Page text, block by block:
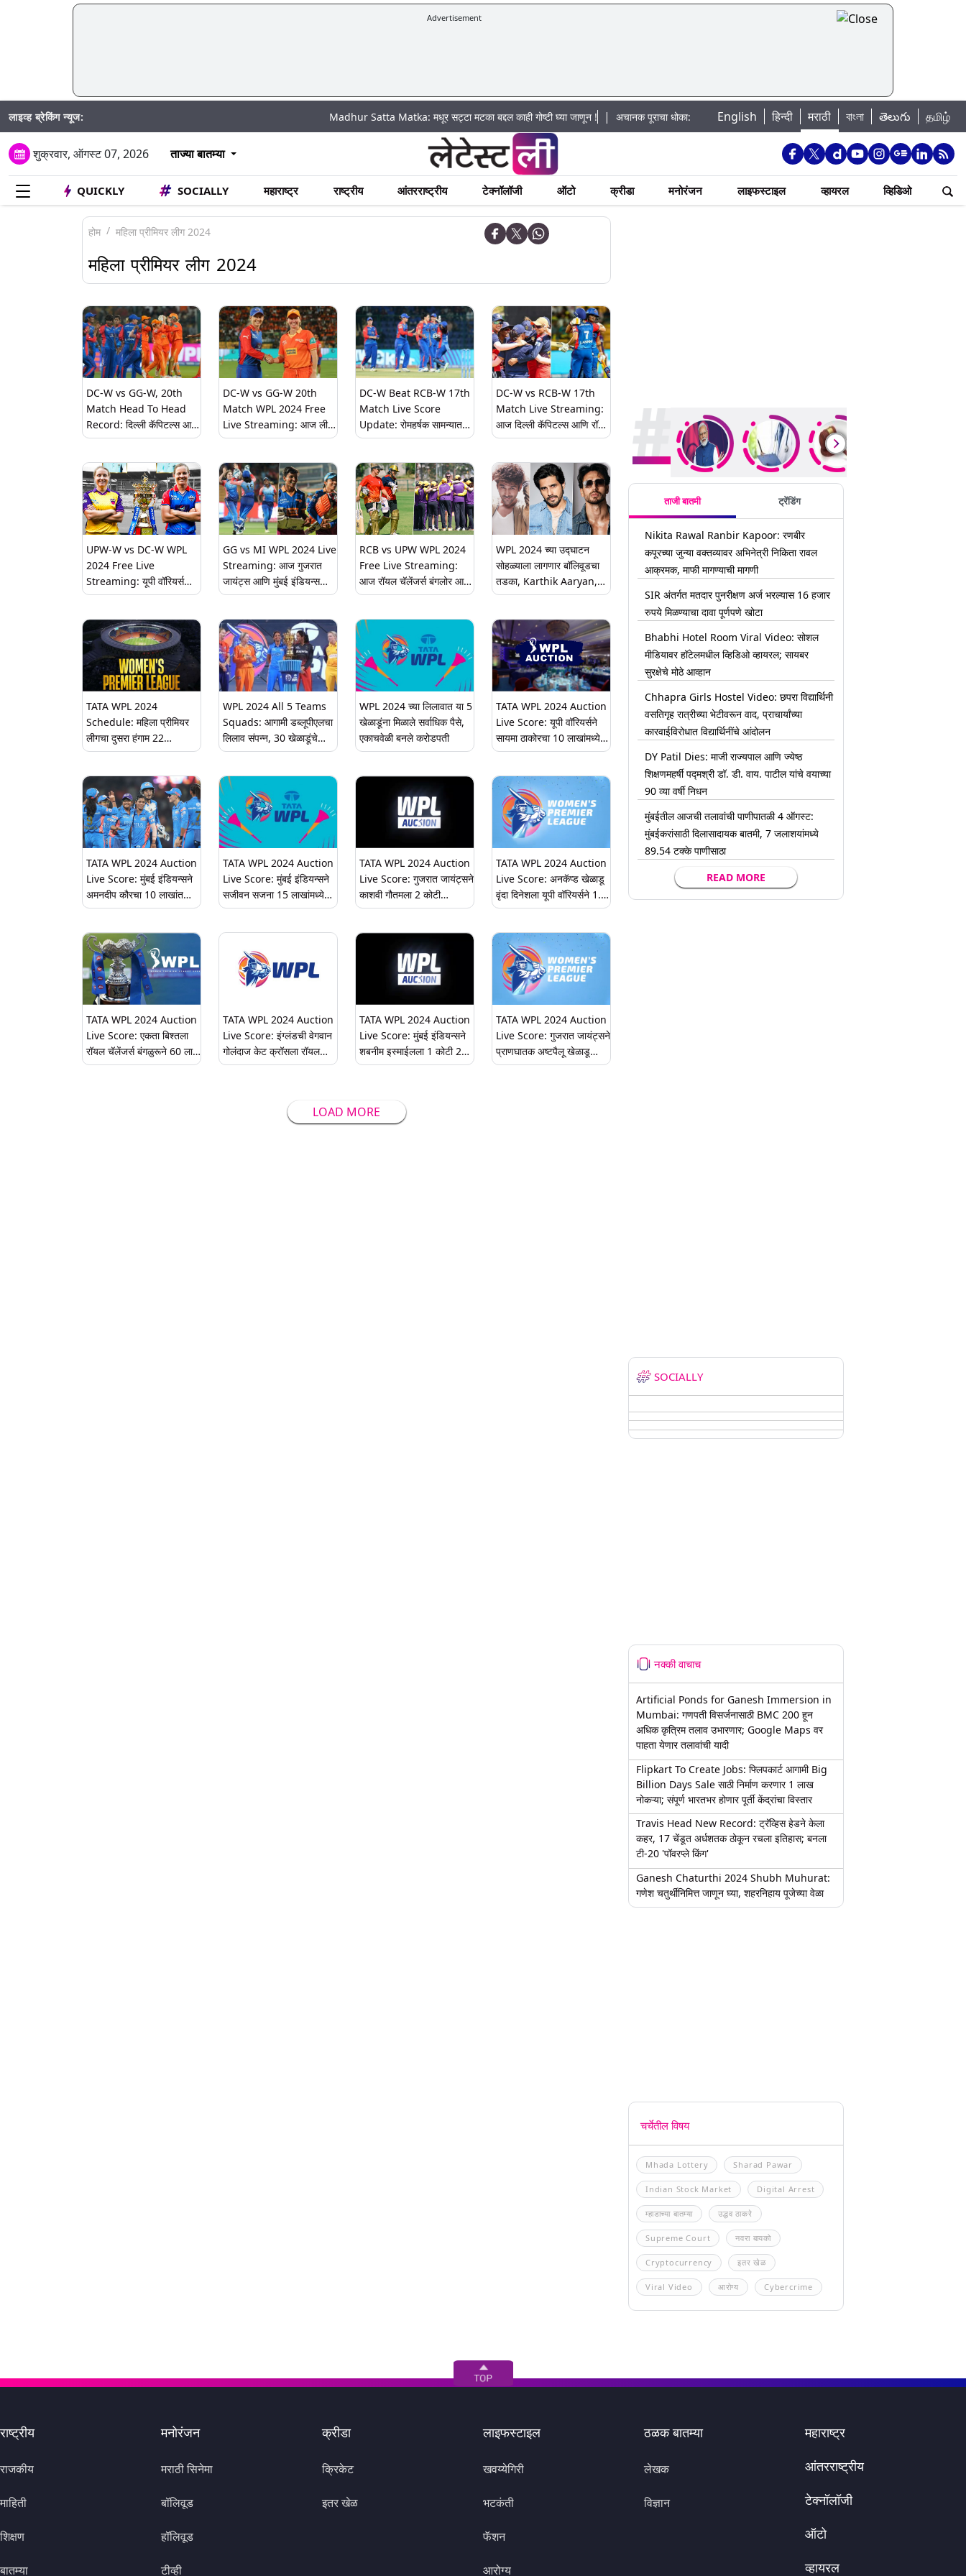
Advertisement
लाइव्ह ब्रेकिंग न्यूज: Madhur Satta Matka: मधूर सट्टा मटका बद्दल काही गोष्टी घ्या जाणून !|अचानक पूराचा धोका: खडकवासला धरणातून मुठानदी पात्रात विसर्ग सुरु; नागरिकांना नदीपात्रात न उतरण्याचे
English हिन्दी मराठी বাংলা తెలుగు தமிழ்
शुक्रवार, ऑगस्ट 07, 2026 ताज्या बातम्या
QUICKLY SOCIALLY महाराष्ट्र राष्ट्रीय आंतरराष्ट्रीय टेक्नॉलॉजी ऑटो क्रीडा मनोरंजन लाइफस्टाइल व्हायरल व्हिडिओ
होम महिला प्रीमियर लीग 2024
महिला प्रीमियर लीग 2024
DC-W vs GG-W, 20th
Match Head To Head
Record: दिल्ली कॅपिटल्स आणि
गुजरात जायंट्स आज आमने-
टाका एक नजर
DC-W vs GG-W 20th
Match WPL 2024 Free
Live Streaming: आज लीग
टप्प्यातील शेवटचा सामना दिल्ली
यांच्यात होणार, येथे जाणून घ्या
कुठे पाहणार लाइव्ह
DC-W Beat RCB-W 17th
Match Live Score
Update: रोमहर्षक सामन्यात
दिल्ली कॅपिटल्सकडून रॉयल
पराभव
DC-W vs RCB-W 17th
Match Live Streaming:
आज दिल्ली कॅपिटल्स आणि रॉयल
चॅलेंजर्स बंगळुरू यांच्यात होणार
अन् कुठे पाहणार लाइव्ह
UPW-W vs DC-W WPL
2024 Free Live
Streaming: यूपी वॉरियर्स
आणि दिल्ली कॅपिटल्स यांच्यातील
कुठे आणि कसा पाहायचा हे येथे
जाणून घ्या.
GG vs MI WPL 2024 Live
Streaming: आज गुजरात
जायंट्स आणि मुंबई इंडियन्स
आमनेसामने, येथे पाहा लाइव्ह
RCB vs UPW WPL 2024
Free Live Streaming:
आज रॉयल चॅलेंजर्स बंगलोर आणि
यूपी वॉरियर्स आमनेसामने, कुठे
WPL 2024 च्या उद्घाटन
सोहळ्याला लागणार बॉलिवूडचा
तडका, Karthik Aaryan,
Siddharth Malhotra
भुरळ घालणार
TATA WPL 2024
Schedule: महिला प्रीमियर
लीगचा दुसरा हंगाम 22
फेब्रुवारीपासून होऊ शकतो सुरू,
जाहीर
WPL 2024 All 5 Teams
Squads: आगामी डब्लूपीएलचा
लिलाव संपन्न, 30 खेळाडूंचे
नशीब चमकले; पाहा पाच संघांची
WPL 2024 च्या लिलावात या 5
खेळाडूंना मिळाले सर्वाधिक पैसे,
एकाचवेळी बनले करोडपती
TATA WPL 2024 Auction
Live Score: यूपी वॉरियर्सने
सायमा ठाकोरचा 10 लाखांमध्ये
आपल्या संघात केले दाखल
TATA WPL 2024 Auction
Live Score: मुंबई इंडियन्सने
अमनदीप कौरचा 10 लाखांत
आपल्या संघात केला समावेश
TATA WPL 2024 Auction
Live Score: मुंबई इंडियन्सने
सजीवन सजना 15 लाखांमध्ये
आपल्या संघात केले दाखल
TATA WPL 2024 Auction
Live Score: गुजरात जायंट्सने
काशवी गौतमला 2 कोटी
रुपयांमध्ये आपल्या संघात केले
TATA WPL 2024 Auction
Live Score: अनकॅप्ड खेळाडू
वृंदा दिनेशला यूपी वॉरियर्सने 1.3
कोटी रुपयांना विकत घेतले
TATA WPL 2024 Auction
Live Score: एकता बिश्तला
रॉयल चॅलेंजर्स बंगळुरूने 60 लाख
रुपयांना घेतले विकत
TATA WPL 2024 Auction
Live Score: इंग्लंडची वेगवान
गोलंदाज केट क्रॉसला रॉयल
चॅलेंजर्स बंगळुरूने 30 लाख
TATA WPL 2024 Auction
Live Score: मुंबई इंडियन्सने
शबनीम इस्माईलला 1 कोटी 20
लाख रुपयांमध्ये आपल्या संघात
TATA WPL 2024 Auction
Live Score: गुजरात जायंट्सने
प्राणघातक अष्टपैलू खेळाडू
मेघना सिंगला 30 लाख रुपयांमध्ये
LOAD MORE
ताजी बातमी ट्रेंडिंग
Nikita Rawal Ranbir Kapoor: रणबीर
कपूरच्या जुन्या वक्तव्यावर अभिनेत्री निकिता रावल
आक्रमक, माफी मागण्याची मागणी
SIR अंतर्गत मतदार पुनरीक्षण अर्ज भरल्यास 16 हजार
रुपये मिळण्याचा दावा पूर्णपणे खोटा
Bhabhi Hotel Room Viral Video: सोशल
मीडियावर हॉटेलमधील व्हिडिओ व्हायरल; सायबर
सुरक्षेचे मोठे आव्हान
Chhapra Girls Hostel Video: छपरा विद्यार्थिनी
वसतिगृह रात्रीच्या भेटीवरून वाद, प्राचार्यांच्या
कारवाईविरोधात विद्यार्थिनींचे आंदोलन
DY Patil Dies: माजी राज्यपाल आणि ज्येष्ठ
शिक्षणमहर्षी पद्मश्री डॉ. डी. वाय. पाटील यांचे वयाच्या
90 व्या वर्षी निधन
मुंबईतील आजची तलावांची पाणीपातळी 4 ऑगस्ट:
मुंबईकरांसाठी दिलासादायक बातमी, 7 जलाशयांमध्ये
89.54 टक्के पाणीसाठा
READ MORE
SOCIALLY
नक्की वाचाच
Artificial Ponds for Ganesh Immersion in
Mumbai: गणपती विसर्जनासाठी BMC 200 हून
अधिक कृत्रिम तलाव उभारणार; Google Maps वर
पाहता येणार तलावांची यादी
Flipkart To Create Jobs: फ्लिपकार्ट आगामी Big
Billion Days Sale साठी निर्माण करणार 1 लाख
नोकऱ्या; संपूर्ण भारतभर होणार पूर्ती केंद्रांचा विस्तार
Travis Head New Record: ट्रॅव्हिस हेडने केला
कहर, 17 चेंडूत अर्धशतक ठोकून रचला इतिहास; बनला
टी-20 'पॉवरप्ले किंग'
Ganesh Chaturthi 2024 Shubh Muhurat:
गणेश चतुर्थीनिमित्त जाणून घ्या, शहरनिहाय पूजेच्या वेळा
चर्चेतील विषय
Mhada Lottery Sharad Pawar
Indian Stock Market Digital Arrest
म्हाडाच्या बातम्या उद्धव ठाकरे
Supreme Court नवरा बायको
Cryptocurrency इतर खेळ
Viral Video आरोग्य Cybercrime
राष्ट्रीय
राजकीय
माहिती
शिक्षण
बातम्या
मनोरंजन
मराठी सिनेमा
बॉलिवूड
हॉलिवूड
टीव्ही
क्रीडा
क्रिकेट
इतर खेळ
लाइफस्टाइल
खवय्येगिरी
भटकंती
फॅशन
आरोग्य
ठळक बातम्या
लेखक
विज्ञान
महाराष्ट्र
आंतरराष्ट्रीय
टेक्नॉलॉजी
ऑटो
व्हायरल